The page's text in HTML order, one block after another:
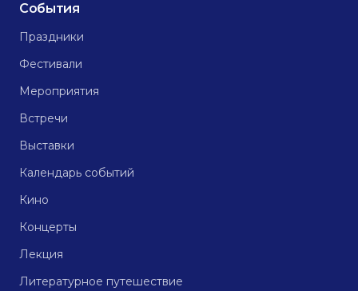
События
Праздники
Фестивали
Мероприятия
Встречи
Выставки
Календарь событий
Кино
Концерты
Лекция
Литературное путешествие